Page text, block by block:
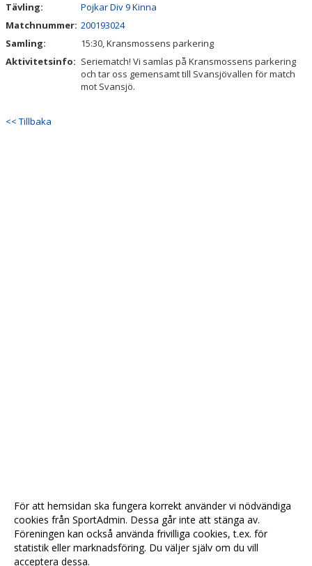
Tävling:
Pojkar Div 9 Kinna
Matchnummer: 200193024
Samling:
15:30, Kransmossens parkering
Aktivitetsinfo: Seriematch! Vi samlas på Kransmossens parkering
och tar oss gemensamt till Svansjövallen för match
mot Svansjö.
<< Tillbaka
För att hemsidan ska fungera korrekt använder vi nödvändiga
cookies från SportAdmin. Dessa går inte att stänga av.
Föreningen kan också använda frivilliga cookies, t.ex. för
statistik eller marknadsföring. Du väljer själv om du vill
acceptera dessa.